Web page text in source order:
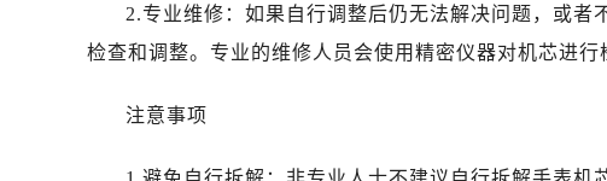
2.专业维修：如果自行调整后仍无法解决问题，或
检查和调整。专业的维修人员会使用精密仪器对机芯进
注意事项